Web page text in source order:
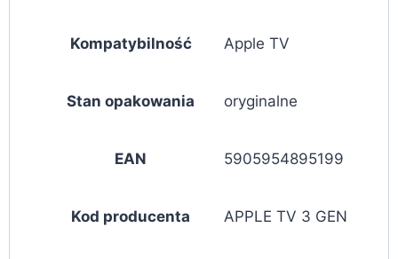
Kompatybilność Apple TV
Stan opakowania oryginalne
EAN 5905954895199
Kod producenta APPLE TV 3 GEN